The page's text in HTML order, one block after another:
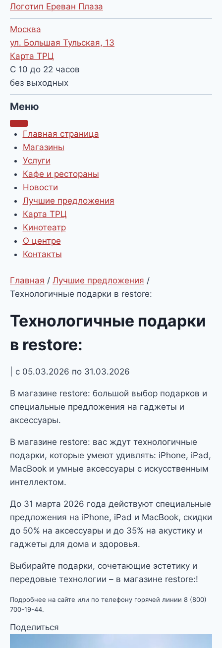
Логотип Ереван Плаза
Москва
ул. Большая Тульская, 13
Карта ТРЦ
С 10 до 22 часов
без выходных
Меню
Главная страница
Магазины
Услуги
Кафе и рестораны
Новости
Лучшие предложения
Карта ТРЦ
Кинотеатр
О центре
Контакты
Главная / Лучшие предложения /
Технологичные подарки в restore:
Технологичные подарки
в restore:
| с 05.03.2026 по 31.03.2026
В магазине restore: большой выбор подарков и
специальные предложения на гаджеты и
аксессуары.
В магазине restore: вас ждут технологичные
подарки, которые умеют удивлять: iPhone, iPad,
MacBook и умные аксессуары с искусственным
интеллектом.
До 31 марта 2026 года действуют специальные
предложения на iPhone, iPad и MacBook, скидки
до 50% на аксессуары и до 35% на акустику и
гаджеты для дома и здоровья.
Выбирайте подарки, сочетающие эстетику и
передовые технологии – в магазине restore:!
Подробнее на сайте или по телефону горячей линии 8 (800)
700-19-44.
Поделиться